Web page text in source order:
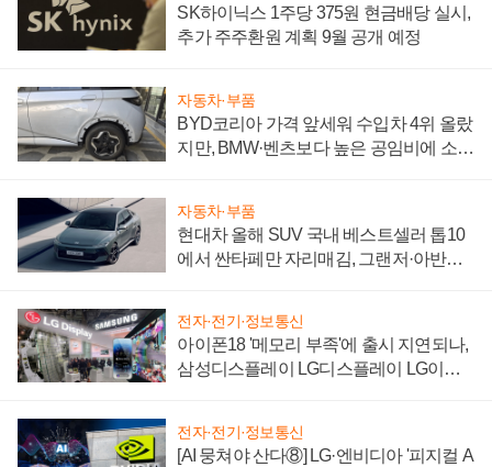
SK하이닉스 1주당 375원 현금배당 실시,
추가 주주환원 계획 9월 공개 예정
자동차·부품
BYD코리아 가격 앞세워 수입차 4위 올랐
지만, BMW·벤츠보다 높은 공임비에 소비
자동차·부품
현대차 올해 SUV 국내 베스트셀러 톱10
에서 싼타페만 자리매김, 그랜저·아반떼
전자·전기·정보통신
아이폰18 '메모리 부족'에 출시 지연되나,
삼성디스플레이 LG디스플레이 LG이노
전자·전기·정보통신
[AI 뭉쳐야 산다⑧] LG·엔비디아 '피지컬 A